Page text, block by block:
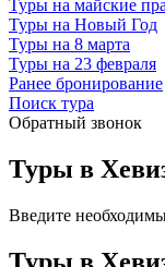
Туры на майские
Туры на Новый Год
Туры на 8 марта
Туры на 23 февраля
Ранее бронирование
Поиск тура
Обратный звонок
Туры в
Введите
Туры в